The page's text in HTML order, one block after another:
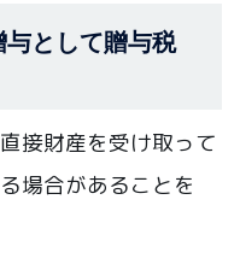
として贈与税
接財産を受け取って
場合があることを